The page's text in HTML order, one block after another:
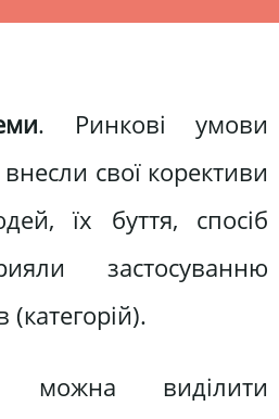
. Ринкові умови
свої корективи
їх буття, спосіб
застосуванню
(категорій).
можна виділити